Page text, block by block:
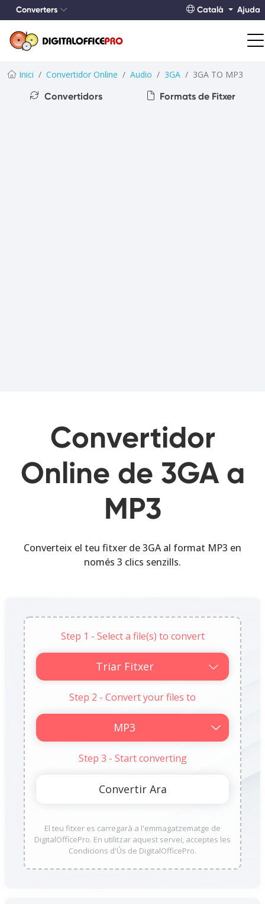
Converters Català Ajuda
Inici Convertidor Online Audio 3GA
3GA TO MP3
Convertidors
Formats de Fitxer
Convertidor
Online de 3GA a
MP3
Converteix el teu fitxer de 3GA al format MP3 en
només 3 clics senzills.
Step 1 - Select a file(s) to convert
Triar Fitxer
Step 2 - Convert your files to
Step 3 - Start converting
El teu fitxer es carregarà a l'emmagatzematge de
DigitalOfficePro. En utilitzar aquest servei, acceptes les
Condicions d'Ús de DigitalOfficePro.